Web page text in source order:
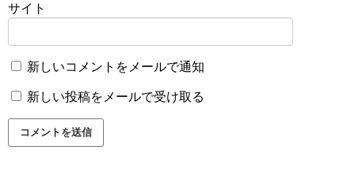
サイト
新しいコメントをメールで通知
新しい投稿をメールで受け取る